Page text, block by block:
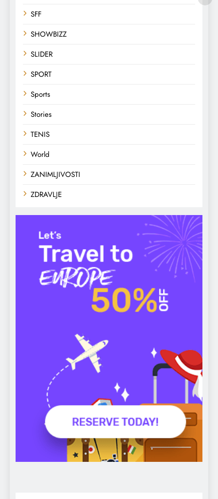
SFF
SHOWBIZZ
SLIDER
SPORT
Sports
Stories
TENIS
World
ZANIMLJIVOSTI
ZDRAVLJE